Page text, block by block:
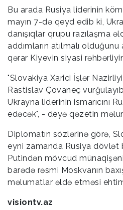
Bu arada Rusiya liderinin
mayın 7-də qeyd edib ki,
danışıqlar qrupu razılaşma
addımların atılmalı
qərar Kiyevin siyasi
"Slovakiya Xarici İşlər
Rastislav Çovaneç
Ukrayna liderinin ismarıcını
edəcək", - deyə qəzetin
Diplomatın sözlərinə görə,
eyni zamanda Rusiya dövlət
Putindən mövcud
barədə rəsmi Moskvanın
məlumatlar əldə etməsi
visiontv.az